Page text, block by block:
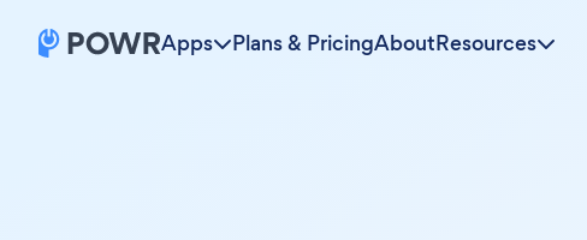
Apps Plans & PricingAboutResources